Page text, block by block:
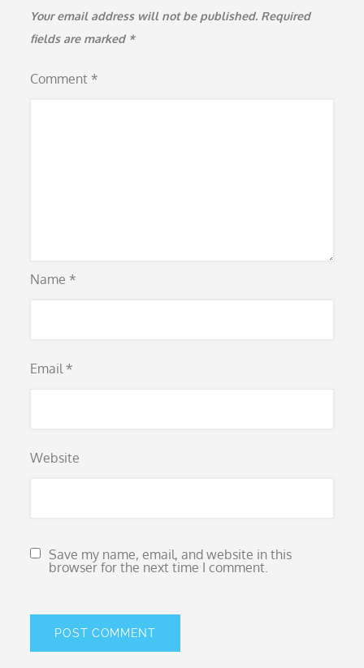
Your email address will not be published. Required
fields are marked *
Comment *
Name *
Email *
Website
Save my name, email, and website in this
browser for the next time I comment.